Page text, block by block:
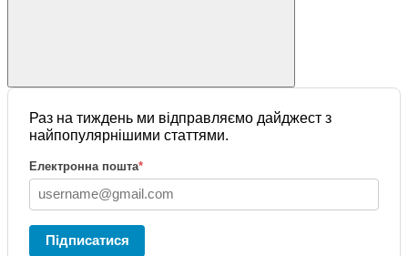
Раз на тиждень ми відправляємо дайджест з
найпопулярнішими статтями.
Електронна пошта*
Підписатися